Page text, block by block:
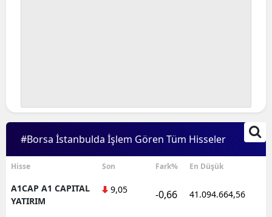
#Borsa İstanbulda İşlem Gören Tüm Hisseler
Hisse Son Fark% En Düşük
A1CAP A1 CAPITAL
YATIRIM
9,05 -0,66 41.094.664,56